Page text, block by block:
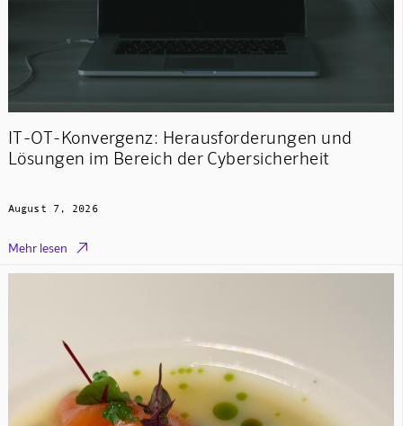
IT-OT-Konvergenz: Herausforderungen und
Lösungen im Bereich der Cybersicherheit
August 7, 2026
Mehr lesen 